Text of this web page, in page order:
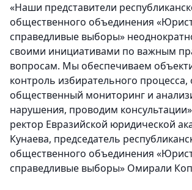
«Наши представители
общественного объединения
справедливые выборы»
своими инициативами по важным
вопросам. Мы обеспечиваем
контроль избирательного
общественный мониторинг и
нарушения, проводим
ректор Евразийской юридической
Кунаева, председатель
общественного объединения
справедливые выборы» Омирали